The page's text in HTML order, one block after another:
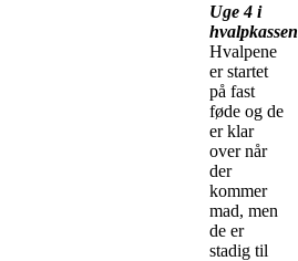
Uge 4 i
hvalpkassen
Hvalpene
er startet
på fast
føde og de
er klar
over når
der
kommer
mad, men
de er
stadig til